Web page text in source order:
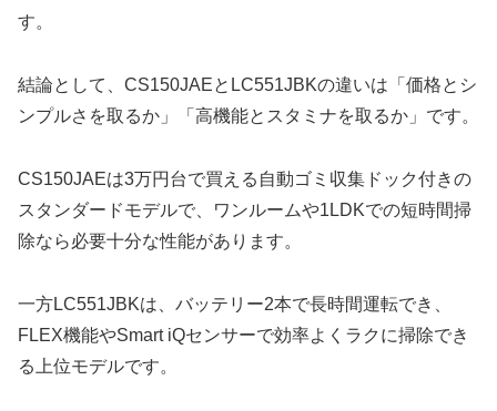
す。
結論として、CS150JAEとLC551JBKの違いは「価格とシ
ンプルさを取るか」「高機能とスタミナを取るか」です。
CS150JAEは3万円台で買える自動ゴミ収集ドック付きの
スタンダードモデルで、ワンルームや1LDKでの短時間掃
除なら必要十分な性能があります。
一方LC551JBKは、バッテリー2本で長時間運転でき、
FLEX機能やSmart iQセンサーで効率よくラクに掃除でき
る上位モデルです。